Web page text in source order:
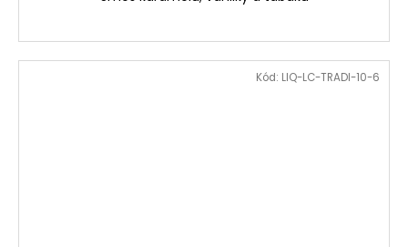
Kód: LIQ-LC-TRADI-10-6